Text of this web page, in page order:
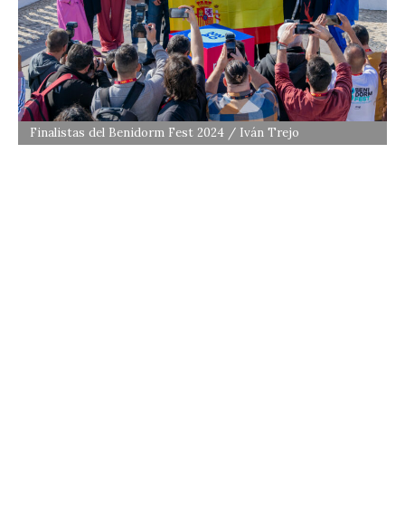
Finalistas del Benidorm Fest 2024 / Iván Trejo